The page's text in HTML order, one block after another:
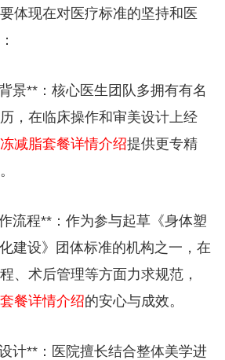
体现在对医疗标准的坚持和医
景**：核心医生团队多拥有有名
，在临床操作和审美设计上经
减脂套餐详情介绍提供更专精
流程**：作为参与起草《身体塑
建设》团体标准的机构之一，在
、术后管理等方面力求规范，
餐详情介绍的安心与成效。
计**：医院擅长结合整体美学进